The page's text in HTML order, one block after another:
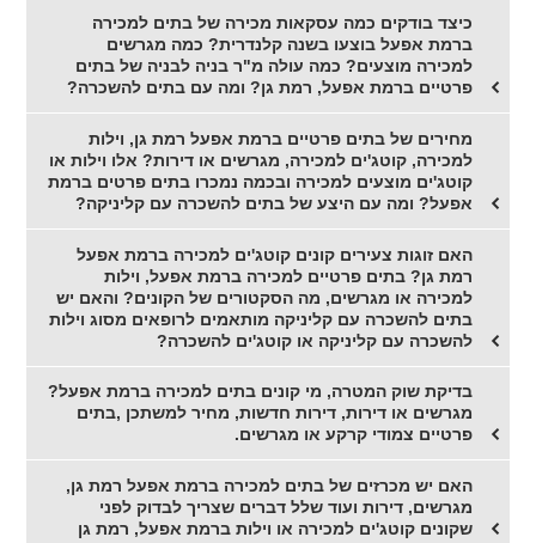
כיצד בודקים כמה עסקאות מכירה של בתים למכירה
ברמת אפעל בוצעו בשנה קלנדרית? כמה מגרשים
למכירה מוצעים? כמה עולה מ"ר בניה לבניה של בתים
פרטיים ברמת אפעל, רמת גן? ומה עם בתים להשכרה?
מחירים של בתים פרטיים ברמת אפעל רמת גן, וילות
למכירה, קוטג'ים למכירה, מגרשים או דירות? אלו וילות או
קוטג'ים מוצעים למכירה ובכמה נמכרו בתים פרטים ברמת
אפעל? ומה עם היצע של בתים להשכרה עם קליניקה?
האם זוגות צעירים קונים קוטג'ים למכירה ברמת אפעל
רמת גן? בתים פרטיים למכירה ברמת אפעל, וילות
למכירה או מגרשים, מה הסקטורים של הקונים? והאם יש
בתים להשכרה עם קליניקה מותאמים לרופאים מסוג וילות
להשכרה עם קליניקה או קוטג'ים להשכרה?
בדיקת שוק המטרה, מי קונים בתים למכירה ברמת אפעל?
מגרשים או דירות, דירות חדשות, מחיר למשתכן ,בתים
פרטיים צמודי קרקע או מגרשים.
האם יש מכרזים של בתים למכירה ברמת אפעל רמת גן,
מגרשים, דירות ועוד שלל דברים שצריך לבדוק לפני
שקונים קוטג'ים למכירה או וילות ברמת אפעל, רמת גן